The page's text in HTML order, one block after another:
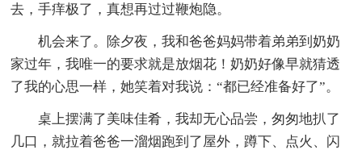
去，手痒极了，真想再过过鞭炮隐。
机会来了。除夕夜，我和爸爸妈妈带着弟弟到奶奶
家过年，我唯一的要求就是放烟花！奶奶好像早就猜透
了我的心思一样，她笑着对我说：“都已经准备好了”。
桌上摆满了美味佳肴，我却无心品尝，匆匆地扒了
几口，就拉着爸爸一溜烟跑到了屋外，蹲下、点火、闪